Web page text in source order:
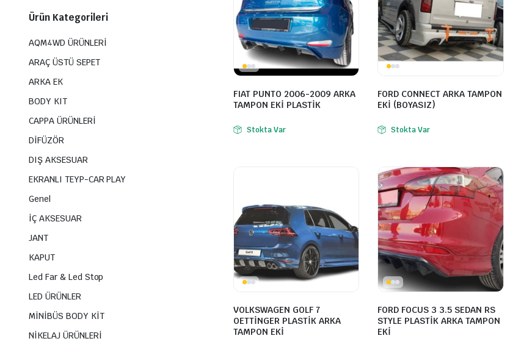
FIAT PUNTO 2006-2009 ARKA
TAMPON EKİ PLASTİK
Stokta Var
FORD CONNECT ARKA TAMPON
EKİ (BOYASIZ)
Stokta Var
VOLKSWAGEN GOLF 7
OETTİNGER PLASTİK ARKA
TAMPON EKİ
FORD FOCUS 3 3.5 SEDAN RS
STYLE PLASTİK ARKA TAMPON
EKİ
Ürün Kategorileri
AQM4WD ÜRÜNLERİ
ARAÇ ÜSTÜ SEPET
ARKA EK
BODY KIT
CAPPA ÜRÜNLERİ
DİFÜZÖR
DIŞ AKSESUAR
EKRANLI TEYP-CAR PLAY
Genel
İÇ AKSESUAR
JANT
KAPUT
Led Far & Led Stop
LED ÜRÜNLER
MİNİBÜS BODY KİT
NİKELAJ ÜRÜNLERİ